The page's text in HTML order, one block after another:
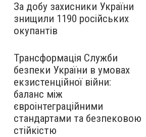
За добу захисники України
знищили 1190 російських
окупантів
Трансформація Служби
безпеки України в умовах
екзистенційної війни:
баланс між
євроінтеграційними
стандартами та безпековою
стійкістю